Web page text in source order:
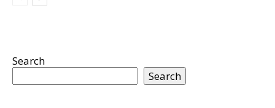
Search
Search